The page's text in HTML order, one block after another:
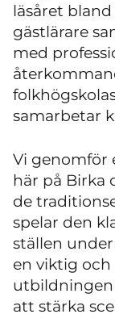
läsåret
gästlärare
med
samarbetar
Vi genomför
här på Birka
de
spelar den
ställen
en viktig och
utbildningen
att stärka